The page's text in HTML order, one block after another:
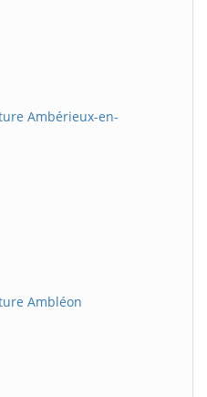
Ambérieux-en-
Ambléon